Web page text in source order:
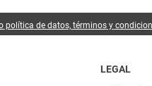
política de datos, términos y
LEGAL